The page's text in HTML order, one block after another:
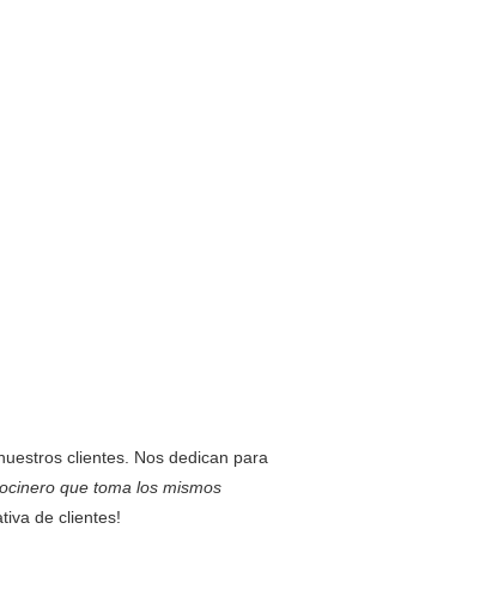
clientes. Nos dedican para
que toma los mismos
de clientes!